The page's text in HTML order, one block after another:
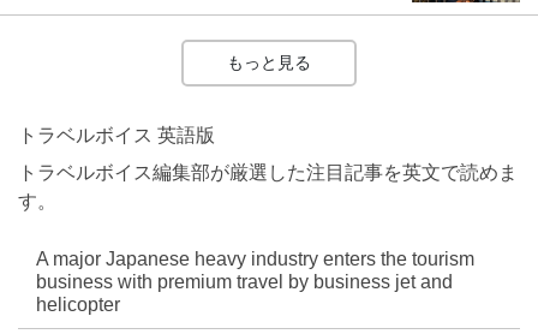
もっと見る
トラベルボイス 英語版
トラベルボイス編集部が厳選した注目記事を英文で読めま
す。
A major Japanese heavy industry enters the tourism
business with premium travel by business jet and
helicopter